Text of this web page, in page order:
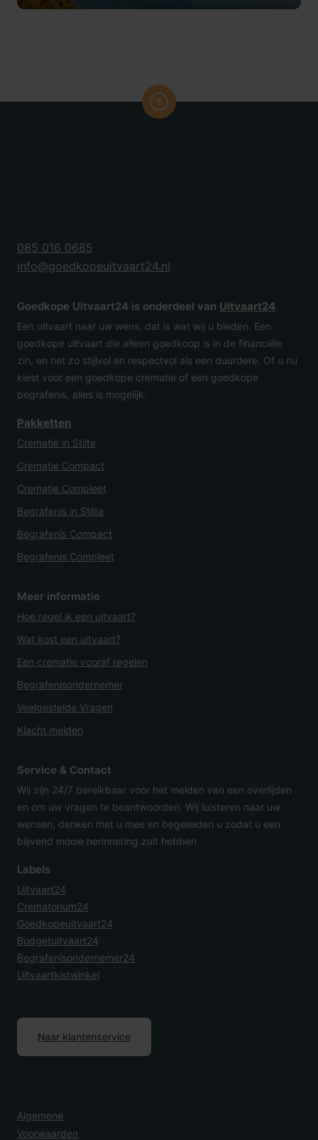
085 016 0685
info@goedkopeuitvaart24.nl
Goedkope Uitvaart24 is onderdeel van Uitvaart24
Een uitvaart naar uw wens, dat is wat wij u bieden. Een
goedkope uitvaart die alleen goedkoop is in de financiële
zin, en net zo stijlvol en respectvol als een duurdere. Of u nu
kiest voor een goedkope crematie of een goedkope
begrafenis, alles is mogelijk.
Pakketten
Crematie in Stilte
Crematie Compact
Crematie Compleet
Begrafenis in Stilte
Begrafenis Compact
Begrafenis Compleet
Meer informatie
Hoe regel ik een uitvaart?
Wat kost een uitvaart?
Een crematie vooraf regelen
Begrafenisondernemer
Veelgestelde Vragen
Klacht melden
Service & Contact
Wij zijn 24/7 bereikbaar voor het melden van een overlijden
en om uw vragen te beantwoorden. Wij luisteren naar uw
wensen, denken met u mee en begeleiden u zodat u een
blijvend mooie herinnering zult hebben
Labels
Uitvaart24
Crematorium24
Goedkopeuitvaart24
Budgetuitvaart24
Begrafenisondernemer24
Uitvaartkistwinkel
Naar klantenservice
Algemene
Voorwaarden